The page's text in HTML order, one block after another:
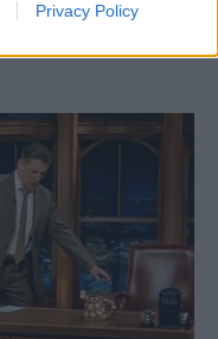
Privacy Policy